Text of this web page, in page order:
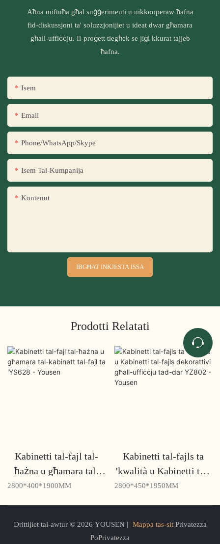
Aħna miftuħa għal suġġerimenti u nikkooperaw ħafna
fid-diskussjoni ta' soluzzjonijiet u ideat dwar għamara
għall-uffiċċju. Il-proġett tiegħek se jiġi kkurat tajjeb
ħafna.
Isem
Email
Phone/WhatsApp/Skype
Isem Tal-Kumpanija
Kontenut
IBGĦAT INKJESTA ISSA
Prodotti Relatati
Kabinetti tal-fajl tal-
ħażna u għamara tal-
kabinett tal-fajl ta
2800*400*1900MM
Kabinetti tal-fajls ta
'kwalità u Kabinetti tal-
fajls dekorattivi għall-
2800*450*1950MM
Drittijiet tal-awtur © 2026 YOUSEN | Mappa tas-sitPrivatezza
PoPrivatezza